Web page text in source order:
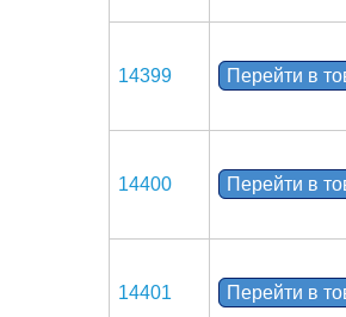
14399 Перейти в
14400 Перейти в
14401 Перейти в